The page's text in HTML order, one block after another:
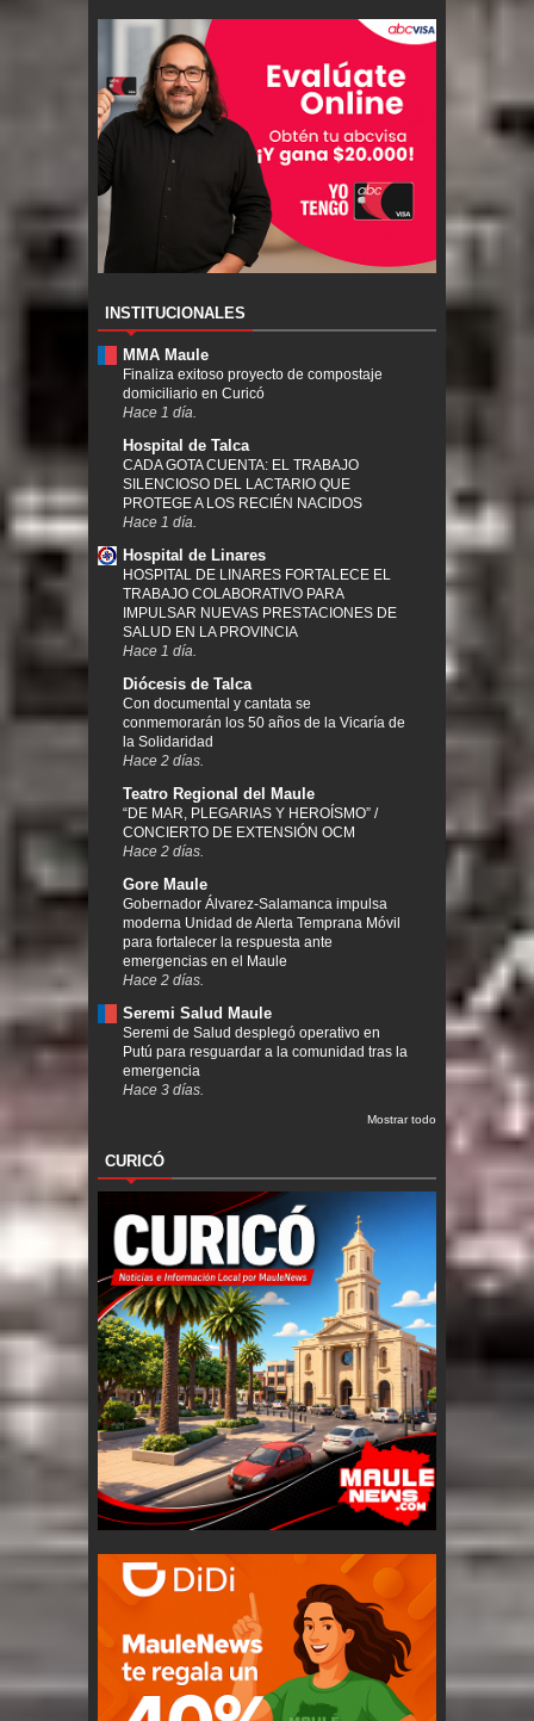
INSTITUCIONALES
MMA Maule
Finaliza exitoso proyecto de compostaje
domiciliario en Curicó
Hace 1 día.
Hospital de Talca
CADA GOTA CUENTA: EL TRABAJO
SILENCIOSO DEL LACTARIO QUE
PROTEGE A LOS RECIÉN NACIDOS
Hace 1 día.
Hospital de Linares
HOSPITAL DE LINARES FORTALECE EL
TRABAJO COLABORATIVO PARA
IMPULSAR NUEVAS PRESTACIONES DE
SALUD EN LA PROVINCIA
Hace 1 día.
Diócesis de Talca
Con documental y cantata se
conmemorarán los 50 años de la Vicaría de
la Solidaridad
Hace 2 días.
Teatro Regional del Maule
“DE MAR, PLEGARIAS Y HEROÍSMO” /
CONCIERTO DE EXTENSIÓN OCM
Hace 2 días.
Gore Maule
Gobernador Álvarez-Salamanca impulsa
moderna Unidad de Alerta Temprana Móvil
para fortalecer la respuesta ante
emergencias en el Maule
Hace 2 días.
Seremi Salud Maule
Seremi de Salud desplegó operativo en
Putú para resguardar a la comunidad tras la
emergencia
Hace 3 días.
Mostrar todo
CURICÓ